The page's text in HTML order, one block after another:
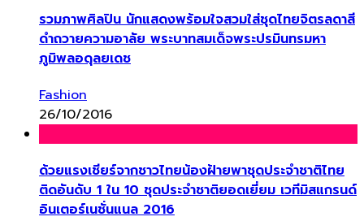
รวมภาพศิลปิน นักแสดงพร้อมใจสวมใส่ชุดไทยจิตรลดาสี
ดำถวายความอาลัย พระบาทสมเด็จพระปรมินทรมหา
ภูมิพลอดุลยเดช
Fashion
26/10/2016
ด้วยแรงเชียร์จากชาวไทยน้องฝ้ายพาชุดประจำชาติไทย
ติดอันดับ 1 ใน 10 ชุดประจำชาติยอดเยี่ยม เวทีมิสแกรนด์
อินเตอร์เนชั่นแนล 2016